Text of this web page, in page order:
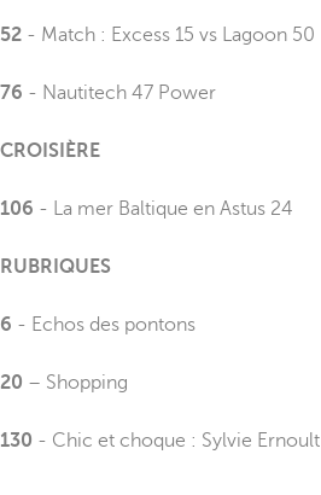
52 - Match : Excess 15 vs Lagoon 50
76 - Nautitech 47 Power
CROISIÈRE
106 - La mer Baltique en Astus 24
RUBRIQUES
6 - Echos des pontons
20 – Shopping
130 - Chic et choque : Sylvie Ernoult